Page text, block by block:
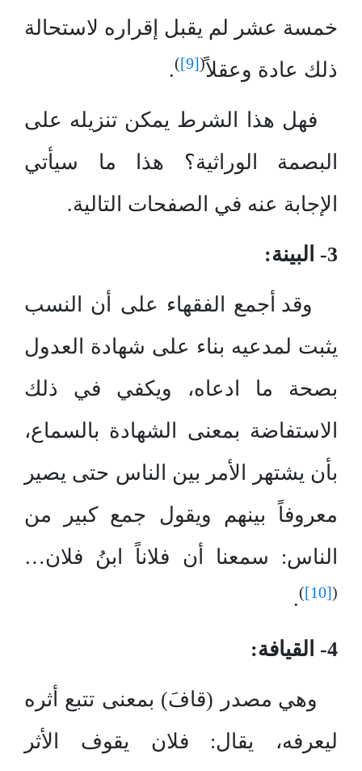
خمسة عشر لم يقبل إقراره لاستحالة
ذلك عادة وعقلاً(
[9]
)
.
فهل هذا الشرط يمكن تنزيله على
البصمة الوراثية؟ هذا ما سيأتي
الإجابة عنه في الصفحات التالية.
3- البينة:
وقد أجمع الفقهاء على أن النسب
يثبت لمدعيه بناء على شهادة العدول
بصحة ما ادعاه، ويكفي في ذلك
الاستفاضة بمعنى الشهادة بالسماع،
بأن يشتهر الأمر بين الناس حتى يصير
معروفاً بينهم ويقول جمع كبير من
الناس: سمعنا أن فلاناً ابنُ فلان…
(
[10]
)
.
4- القيافة:
وهي مصدر (قافَ) بمعنى تتبع أثره
ليعرفه، يقال: فلان يقوف الأثر